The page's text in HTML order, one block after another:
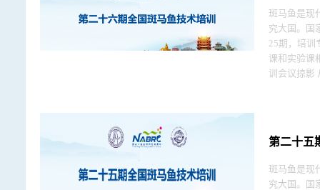
斑马鱼是现
究大国。国
25期，培训专题
课和实验课
训会议掠影 从第三届全国培训开始，我们在培训结束时向学员发放了匿名课程评估表，由学员不记名填写，投入回收箱。在15次评估中，调查问卷
第二十五
斑马鱼是现
究大国。国